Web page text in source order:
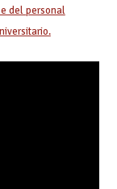
del personal